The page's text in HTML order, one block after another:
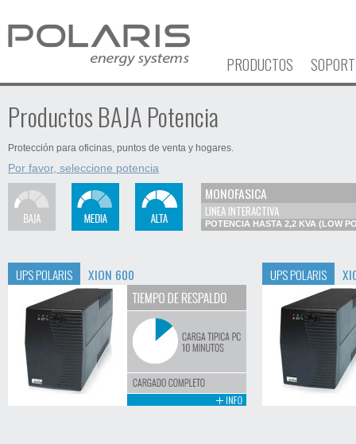
PRODUCTOS
Productos BAJA Potencia
Protección para oficinas, puntos de venta y hogares.
Por favor, seleccione potencia
MONOFASICA
LINEA INTERACTIVA
POTENCIA HASTA 2,2 KVA (LOW
UPS POLARIS XION 600 UPS POLARIS